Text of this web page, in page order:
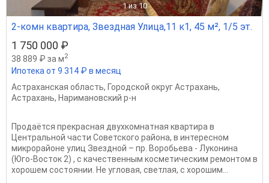
1 из 10
2-комн квартира, Звездная Улица,11 к1, 45 м², 1/5 эт.
1 750 000 ₽
38 889 ₽ за м2
Ипотека от 9 314 ₽ в месяц
Астраханская область, Городской округ Астрахань,
Астрахань, Наримановский р-н
Продаётся прекрасная двухкомнатная квартира в
Центральной части Советского района, в интересном
микрорайоне улиц Звездной – пр. Воробьева - Луконина
(Юго-Восток 2) , с качественным косметическим ремонтом в
хорошем состоянии. Не угловая, светлая, с хорошим...